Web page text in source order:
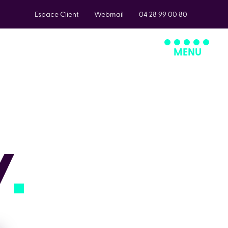
Espace Client Webmail 04 28 99 00 80
MENU